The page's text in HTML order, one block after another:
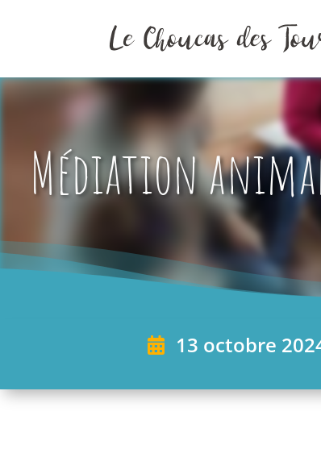
Médiation
13 octobre